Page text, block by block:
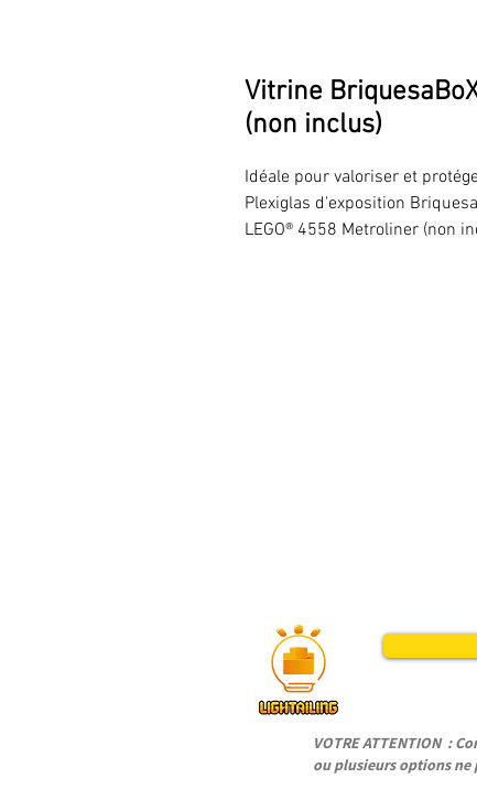
Vitrine
(non inclus)
Idéale pour valoriser et
Plexiglas d'exposition
LEGO® 4558 Metroliner (non
VOTRE ATTENTION :
ou plusieurs options